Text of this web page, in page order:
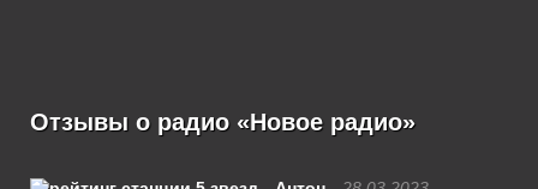
Отзывы о радио «Новое радио»